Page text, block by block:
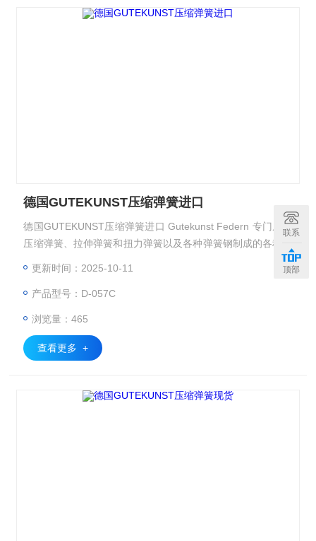
德国GUTEKUNST压缩弹簧进口
德国GUTEKUNST压缩弹簧进口 Gutekunst Federn 专门从事
压缩弹簧、拉伸弹簧和扭力弹簧以及各种弹簧钢制成的各种弯
更新时间：2025-10-11
产品型号：D-057C
浏览量：465
查看更多 +
联系
顶部